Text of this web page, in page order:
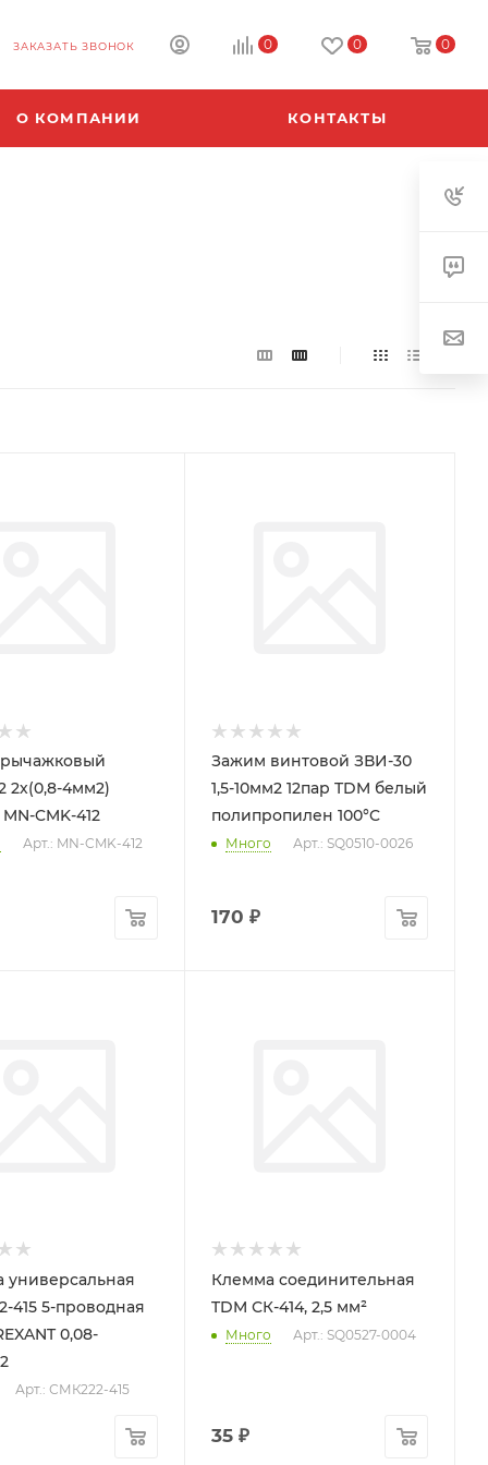
ЗАКАЗАТЬ ЗВОНОК 0 0 0
О КОМПАНИИ КОНТАКТЫ
2х(0,8-4мм2)
CMK-412
Арт.: MN-CMK-412
Зажим винтовой ЗВИ-30
1,5-10мм2 12пар TDM белый
полипропилен 100°C
Много Арт.: SQ0510-0026
170 ₽
универсальная
415 5-проводная
0,08-
Арт.: СМК222-415
Клемма соединительная
TDM СК-414, 2,5 мм²
Много Арт.: SQ0527-0004
35₽